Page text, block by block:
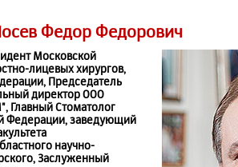
Федор Федорович
Московской
лицевых хирургов,
Председатель
директор ООО
Главный Стоматолог
Федерации, заведующий
научно-
Заслуженный